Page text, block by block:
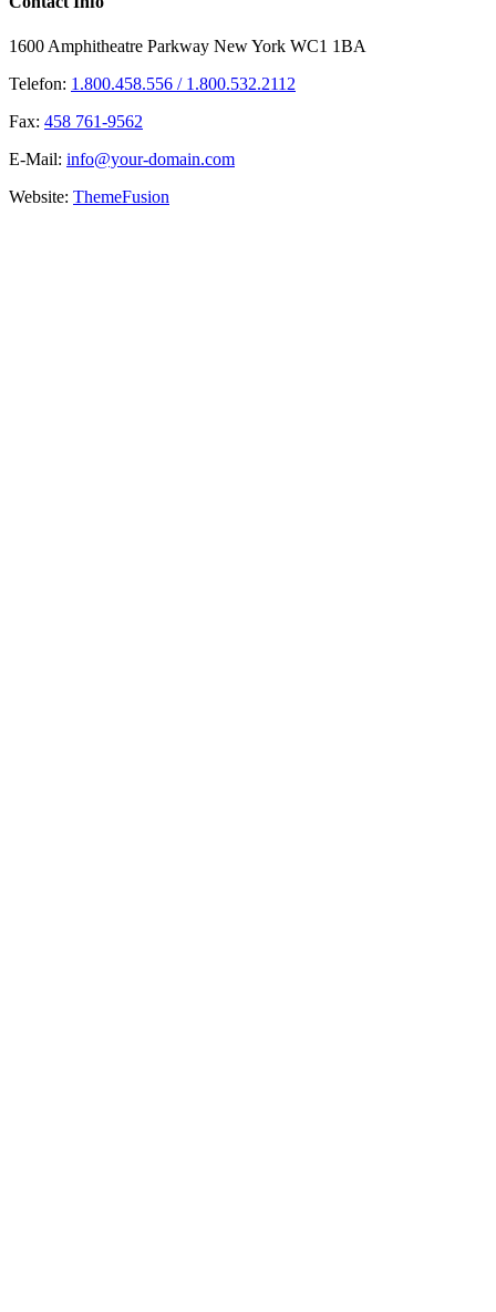
1600 Amphitheatre Parkway New York WC1 1BA
Telefon: 1.800.458.556 / 1.800.532.2112
Fax: 458 761-9562
E-Mail: info@your-domain.com
Website: ThemeFusion